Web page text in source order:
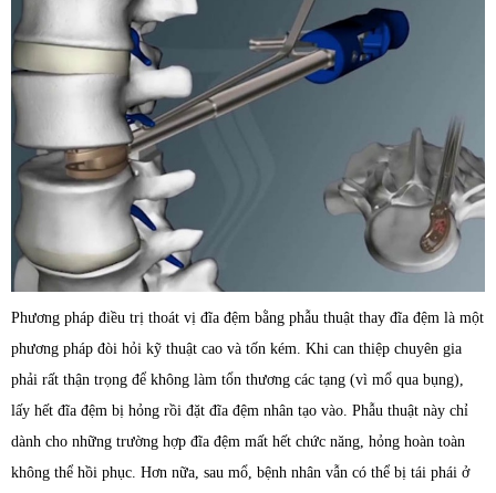
Phương pháp điều trị thoát vị đĩa đệm bằng phẫu thuật thay đĩa đệm là một
phương pháp đòi hỏi kỹ thuật cao và tốn kém. Khi can thiệp chuyên gia
phải rất thận trọng để không làm tổn thương các tạng (vì mổ qua bụng),
lấy hết đĩa đệm bị hỏng rồi đặt đĩa đệm nhân tạo vào. Phẫu thuật này chỉ
dành cho những trường hợp đĩa đệm mất hết chức năng, hỏng hoàn toàn
không thể hồi phục. Hơn nữa, sau mổ, bệnh nhân vẫn có thể bị tái phái ở